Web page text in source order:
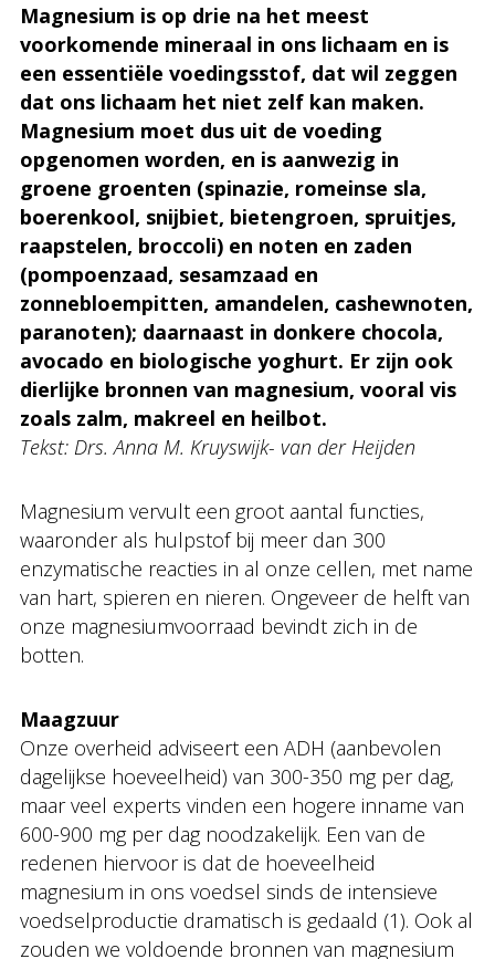
Magnesium is op drie na het meest
voorkomende mineraal in ons lichaam en is
een essentiële voedingsstof, dat wil zeggen
dat ons lichaam het niet zelf kan maken.
Magnesium moet dus uit de voeding
opgenomen worden, en is aanwezig in
groene groenten (spinazie, romeinse sla,
boerenkool, snijbiet, bietengroen, spruitjes,
raapstelen, broccoli) en noten en zaden
(pompoenzaad, sesamzaad en
zonnebloempitten, amandelen, cashewnoten,
paranoten); daarnaast in donkere chocola,
avocado en biologische yoghurt. Er zijn ook
dierlijke bronnen van magnesium, vooral vis
zoals zalm, makreel en heilbot.
Tekst: Drs. Anna M. Kruyswijk- van der Heijden
Magnesium vervult een groot aantal functies,
waaronder als hulpstof bij meer dan 300
enzymatische reacties in al onze cellen, met name
van hart, spieren en nieren. Ongeveer de helft van
onze magnesiumvoorraad bevindt zich in de
botten.
Maagzuur
Onze overheid adviseert een ADH (aanbevolen
dagelijkse hoeveelheid) van 300-350 mg per dag,
maar veel experts vinden een hogere inname van
600-900 mg per dag noodzakelijk. Een van de
redenen hiervoor is dat de hoeveelheid
magnesium in ons voedsel sinds de intensieve
voedselproductie dramatisch is gedaald (1). Ook al
zouden we voldoende bronnen van magnesium